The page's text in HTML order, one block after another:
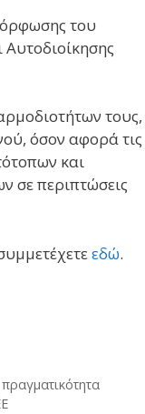
του
τους,
όσον αφορά τις
και
σε περιπτώσεις
εδώ.